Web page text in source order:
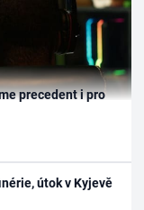
precedent i pro
útok v Kyjevě